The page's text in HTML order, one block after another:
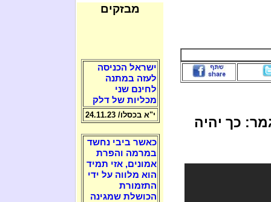
כך יהיה
מבזקים
ישראל הכניסה
לעזה במתנה
לחינם שני
מכליות של דלק
י"א בכסלו/ 24.11.23
כאשר ביבי נחשד
במרמה והפרת
אמונים, אזי תמיד
הוא מלווה על ידי
התזמורת
הכושלת שמגינה